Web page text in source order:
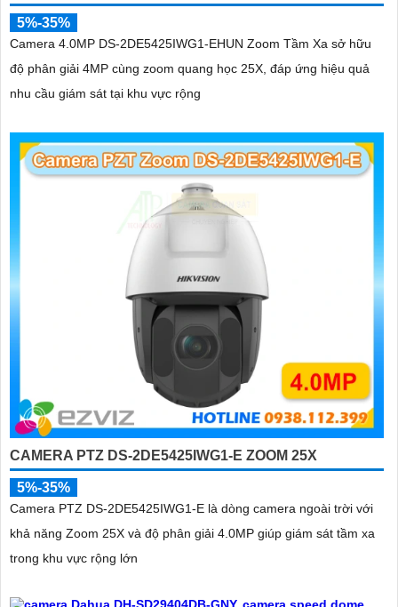
5%-35%
Camera 4.0MP DS-2DE5425IWG1-EHUN Zoom Tầm Xa sở hữu
độ phân giải 4MP cùng zoom quang học 25X, đáp ứng hiệu quả
nhu cầu giám sát tại khu vực rộng
CAMERA PTZ DS-2DE5425IWG1-E ZOOM 25X
5%-35%
Camera PTZ DS-2DE5425IWG1-E là dòng camera ngoài trời với
khả năng Zoom 25X và độ phân giải 4.0MP giúp giám sát tầm xa
trong khu vực rộng lớn